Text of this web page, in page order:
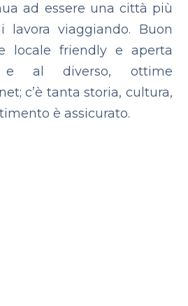
ad essere una città più
viaggiando. Buon
locale friendly e aperta
e al diverso, ottime
c’è tanta storia, cultura,
è assicurato.